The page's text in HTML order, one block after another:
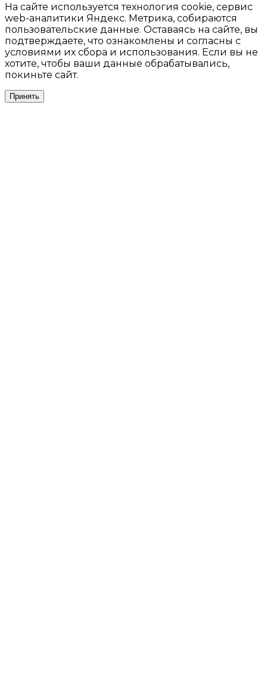
На сайте используется технология cookie, сервис
web-аналитики Яндекс. Метрика, собираются
пользовательские данные. Оставаясь на сайте, вы
подтверждаете, что ознакомлены и согласны с
условиями их сбора и использования. Если вы не
хотите, чтобы ваши данные обрабатывались,
покиньте сайт.
Принять